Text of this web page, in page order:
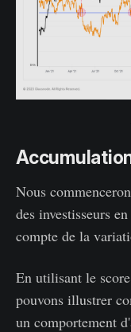
Nous
des investisseurs
compte de la
En utilisant le
pouvons illustrer
un comportement